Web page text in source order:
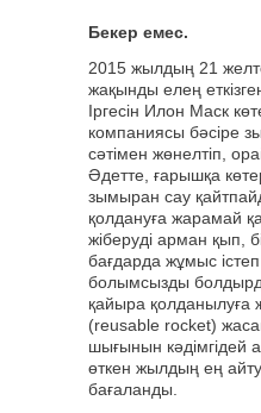
Бекер емес.
2015 жылдың 21
жақынды елең
Іргесін Илон Маск
компаниясы бәсіре
сәтімен жөнелтіп,
Әдетте, ғарышқа
зымыран сау
қолдануға жарамай
жіберуді арман қып,
бағдарда жұмыс
болымсызды
қайыра
(reusable rocket)
шығынын кәдімгідей
өткен жылдың ең
бағаланды.